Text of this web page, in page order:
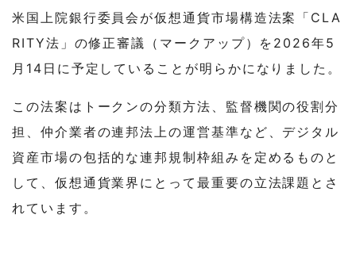
米国上院銀行委員会が仮想通貨市場構造法案「CLA
RITY法」の修正審議（マークアップ）を2026年5
月14日に予定していることが明らかになりました。
この法案はトークンの分類方法、監督機関の役割分
担、仲介業者の連邦法上の運営基準など、デジタル
資産市場の包括的な連邦規制枠組みを定めるものと
して、仮想通貨業界にとって最重要の立法課題とさ
れています。